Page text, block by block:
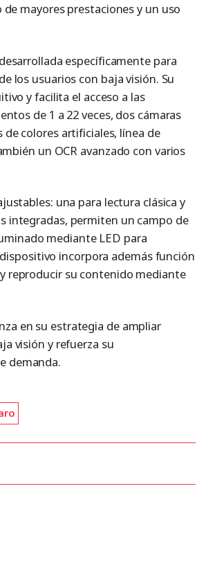
mayores prestaciones y un uso
específicamente para
los usuarios con baja visión. Su
y facilita el acceso a las
de 1 a 22 veces, dos cámaras
colores artificiales, línea de
un OCR avanzado con varios
una para lectura clásica y
integradas, permiten un campo de
mediante LED para
incorpora además función
reproducir su contenido mediante
en su estrategia de ampliar
visión y refuerza su
demanda.